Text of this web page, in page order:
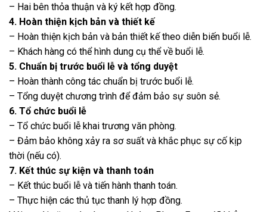
– Hai bên thỏa thuận và ký kết hợp đồng.
4. Hoàn thiện kịch bản và thiết kế
– Hoàn thiện kịch bản và bản thiết kế theo diễn biến buổi lễ.
– Khách hàng có thể hình dung cụ thể về buổi lễ.
5. Chuẩn bị trước buổi lễ và tổng duyệt
– Hoàn thành công tác chuẩn bị trước buổi lễ.
– Tổng duyệt chương trình để đảm bảo sự suôn sẻ.
6. Tổ chức buổi lễ
– Tổ chức buổi lễ khai trương văn phòng.
– Đảm bảo không xảy ra sơ suất và khắc phục sự cố kịp
thời (nếu có).
7. Kết thúc sự kiện và thanh toán
– Kết thúc buổi lễ và tiến hành thanh toán.
– Thực hiện các thủ tục thanh lý hợp đồng.